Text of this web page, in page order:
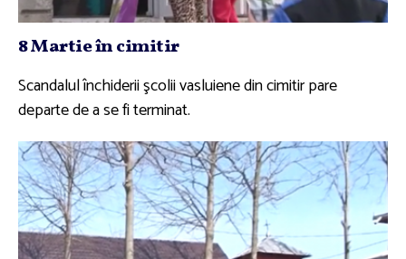
8 Martie în cimitir
Scandalul închiderii şcolii vasluiene din cimitir pare
departe de a se fi terminat.